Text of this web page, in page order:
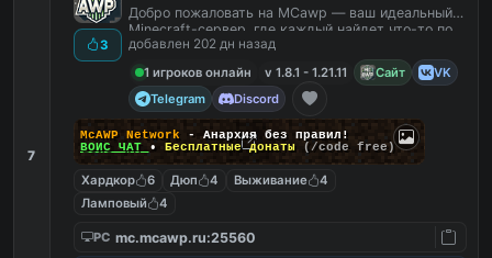
7
3
Добро пожаловать на MCawp — ваш идеальный
Minecraft-сервер, где каждый найдет что-то по
душе!
добавлен 202 дн назад
1 игроков онлайн
v 1.8.1 - 1.21.11 Сайт
VK
Telegram
Discord
McAWP Network
- Анархия без правил!
ВОЙС ЧАТ
• Бесплатные донаты (/code free)
Хардкор 6 Дюп 4 Выживание
4
Ламповый
4
PC mc.mcawp.ru:25560